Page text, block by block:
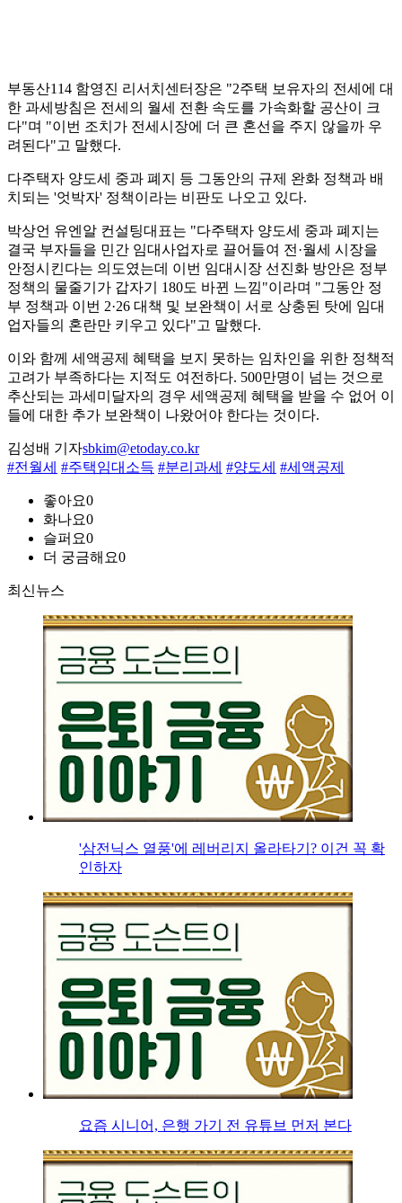
부동산114 함영진 리서치센터장은 "2주택 보유자의 전세에 대
한 과세방침은 전세의 월세 전환 속도를 가속화할 공산이 크
다"며 "이번 조치가 전세시장에 더 큰 혼선을 주지 않을까 우
려된다"고 말했다.
다주택자 양도세 중과 폐지 등 그동안의 규제 완화 정책과 배
치되는 '엇박자' 정책이라는 비판도 나오고 있다.
박상언 유엔알 컨설팅대표는 "다주택자 양도세 중과 폐지는
결국 부자들을 민간 임대사업자로 끌어들여 전·월세 시장을
안정시킨다는 의도였는데 이번 임대시장 선진화 방안은 정부
정책의 물줄기가 갑자기 180도 바뀐 느낌"이라며 "그동안 정
부 정책과 이번 2·26 대책 및 보완책이 서로 상충된 탓에 임대
업자들의 혼란만 키우고 있다"고 말했다.
이와 함께 세액공제 혜택을 보지 못하는 임차인을 위한 정책적
고려가 부족하다는 지적도 여전하다. 500만명이 넘는 것으로
추산되는 과세미달자의 경우 세액공제 혜택을 받을 수 없어 이
들에 대한 추가 보완책이 나왔어야 한다는 것이다.
김성배 기자sbkim@etoday.co.kr
#전월세 #주택임대소득 #분리과세 #양도세 #세액공제
좋아요0
화나요0
슬퍼요0
더 궁금해요0
최신뉴스
'삼전닉스 열풍'에 레버리지 올라타기? 이건 꼭 확
인하자
요즘 시니어, 은행 가기 전 유튜브 먼저 본다